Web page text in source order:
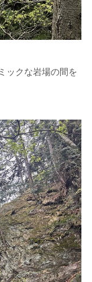
ックな岩場の間を